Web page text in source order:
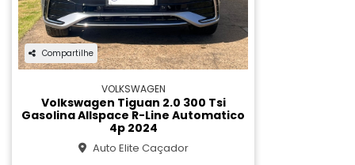
Compartilhe
VOLKSWAGEN
Volkswagen Tiguan 2.0 300 Tsi
Gasolina Allspace R-Line Automatico
4p 2024
Auto Elite Caçador